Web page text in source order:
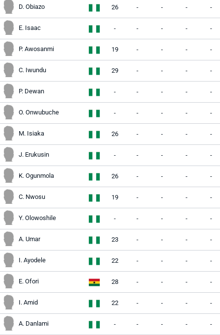
D. Obiazo 26 - - - -
E. Isaac - - - - -
P. Awosanmi 19 - - - -
C. Iwundu 29 - - - -
P. Dewan - - - - -
O. Onwubuche - - - - -
M. Isiaka 26 - - - -
J. Erukusin - - - - -
K. Ogunmola 26 - - - -
C. Nwosu 19 - - - -
Y. Olowoshile - - - - -
A. Umar 23 - - - -
I. Ayodele 22 - - - -
E. Ofori 28 - - - -
I. Amid 22 - - - -
A. Danlami - - - - -